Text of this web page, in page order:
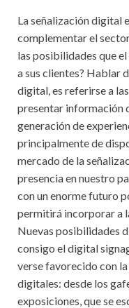
e
b
o
o
k
itt
er
ai
l
La señalización digital
complementar el
las posibilidades que
a sus clientes? Hablar
digital, es referirse a
presentar información
generación de
principalmente de
mercado de la
presencia en nuestro
con un enorme futuro
permitirá incorporar a
Nuevas posibilidades
consigo el digital
verse favorecido con
digitales: desde los
exposiciones, que se